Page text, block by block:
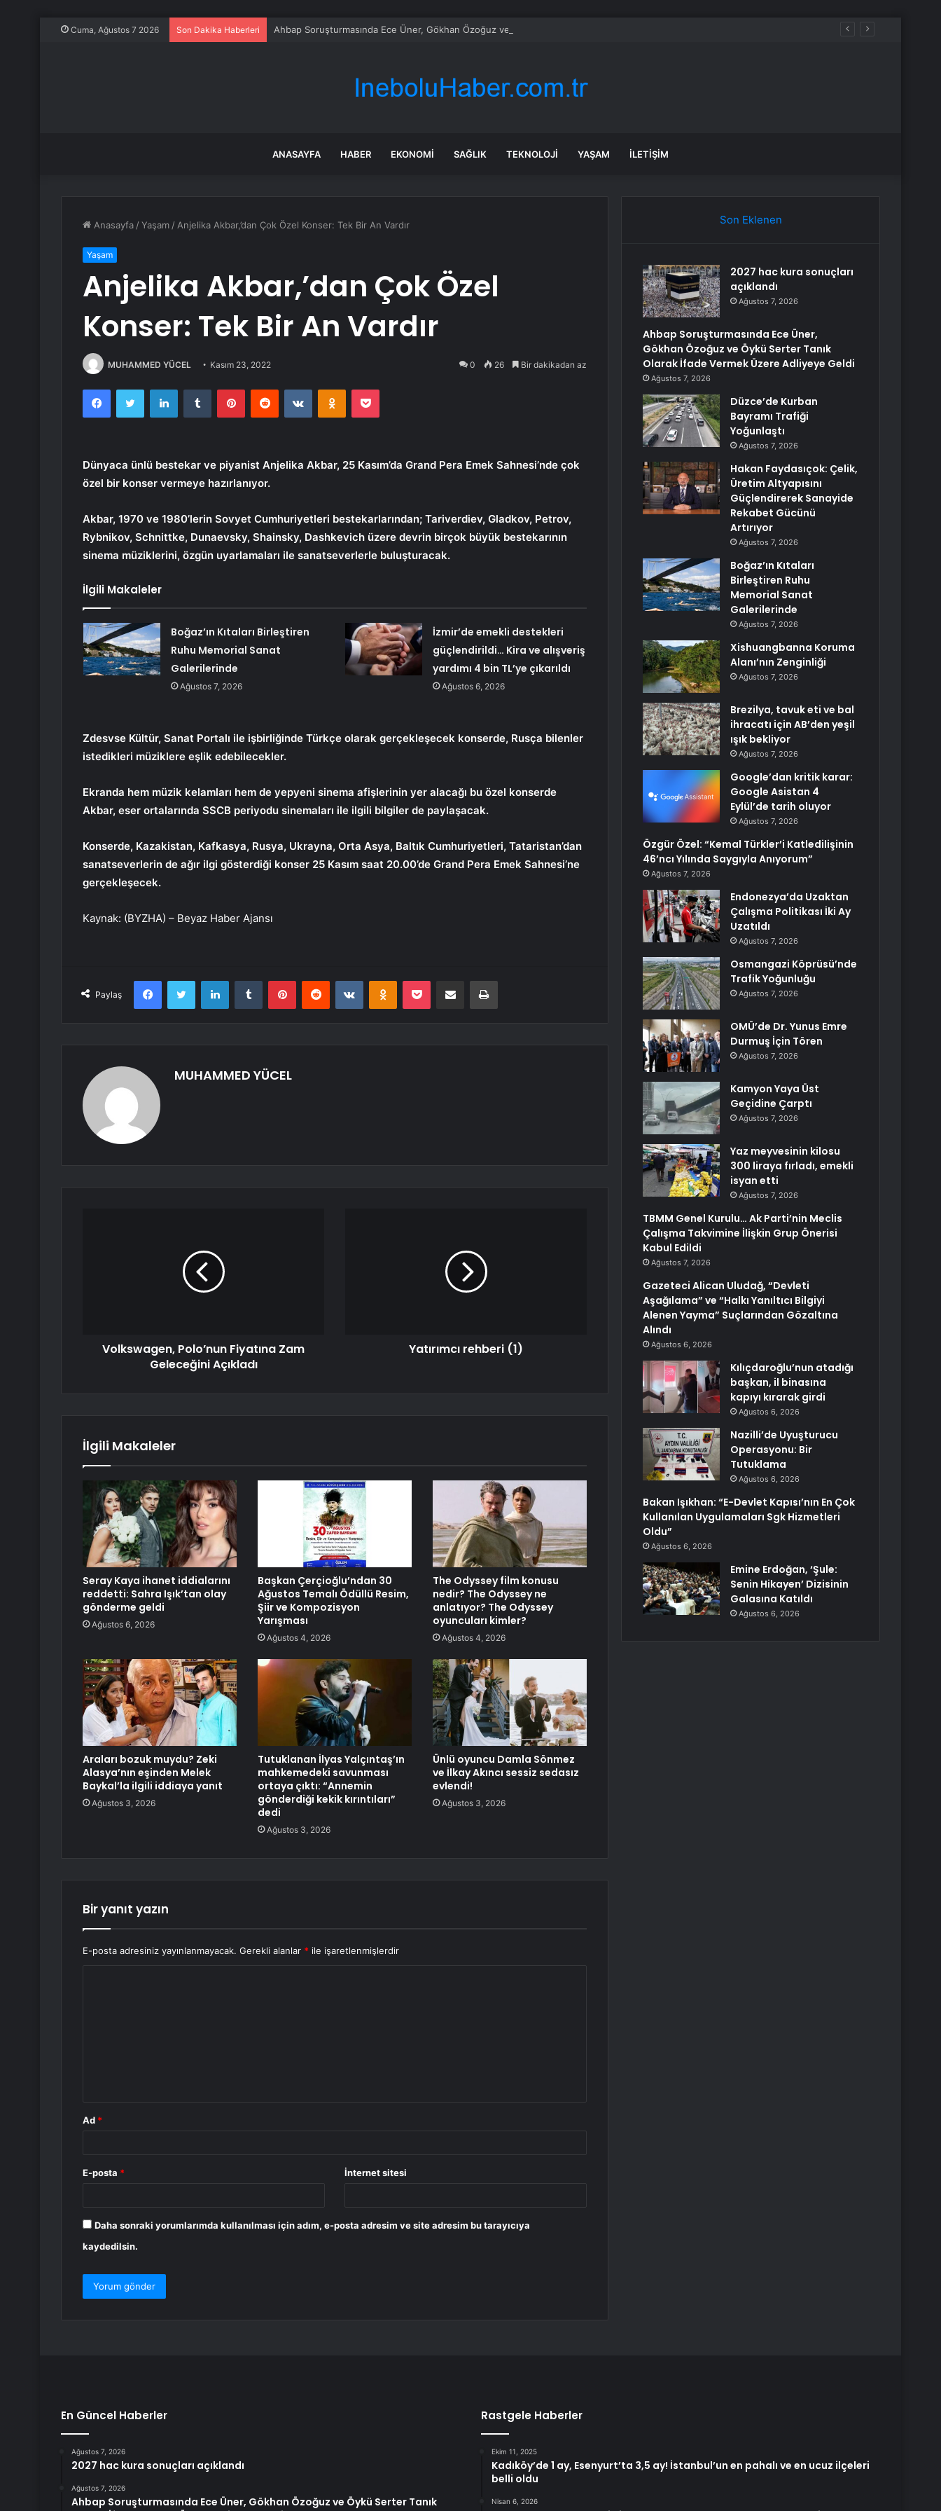
Cuma, Ağustos 7 2026 Son Dakika Haberleri Ahbap Soruşturmasında Ece Üner, Gökhan Özoğuz ve Öykü Serter Tanık Olarak İfade Vermek Üzere Adliyeye Geldi
ANASAYFA HABER EKONOMI SAĞLIK TEKNOLOJI YAŞAM İLETIŞIM
Anasayfa /Yaşam / Anjelika Akbar,’dan Çok Özel Konser: Tek Bir An Vardır
Yaşam
Anjelika Akbar,’dan Çok Özel
Konser: Tek Bir An Vardır
MUHAMMED YÜCEL Kasım 23, 2022 0 26 Bir dakikadan az
FacebookTwitter LinkedInTumblr PinterestReddit VKontakteOdnoklassniki
Pocket
Dünyaca ünlü bestekar ve piyanist Anjelika Akbar, 25 Kasım’da Grand Pera Emek Sahnesi’nde çok
özel bir konser vermeye hazırlanıyor.
Akbar, 1970 ve 1980’lerin Sovyet Cumhuriyetleri bestekarlarından; Tariverdiev, Gladkov, Petrov,
Rybnikov, Schnittke, Dunaevsky, Shainsky, Dashkevich üzere devrin birçok büyük bestekarının
sinema müziklerini, özgün uyarlamaları ile sanatseverlerle buluşturacak.
İlgili Makaleler
Boğaz’ın Kıtaları Birleştiren
Ruhu Memorial Sanat
Galerilerinde
Ağustos 7, 2026
İzmir’de emekli destekleri
güçlendirildi… Kira ve alışveriş
yardımı 4 bin TL’ye çıkarıldı
Ağustos 6, 2026
Zdesvse Kültür, Sanat Portalı ile işbirliğinde Türkçe olarak gerçekleşecek konserde, Rusça bilenler
istedikleri müziklere eşlik edebilecekler.
Ekranda hem müzik kelamları hem de yepyeni sinema afişlerinin yer alacağı bu özel konserde
Akbar, eser ortalarında SSCB periyodu sinemaları ile ilgili bilgiler de paylaşacak.
Konserde, Kazakistan, Kafkasya, Rusya, Ukrayna, Orta Asya, Baltık Cumhuriyetleri, Tataristan’dan
sanatseverlerin de ağır ilgi gösterdiği konser 25 Kasım saat 20.00’de Grand Pera Emek Sahnesi’ne
gerçekleşecek.
Kaynak: (BYZHA) – Beyaz Haber Ajansı
Paylaş
FacebookTwitter LinkedInTumblr PinterestReddit VKontakteOdnoklassniki
Pocket E-Posta ile paylaş Yazdır
MUHAMMED YÜCEL
Volkswagen, Polo’nun Fiyatına Zam
Geleceğini Açıkladı
Yatırımcı rehberi (1)
İlgili Makaleler
Seray Kaya ihanet iddialarını
reddetti: Sahra Işık’tan olay
gönderme geldi
Ağustos 6, 2026
Başkan Çerçioğlu’ndan 30
Ağustos Temalı Ödüllü Resim,
Şiir ve Kompozisyon
Yarışması
Ağustos 4, 2026
The Odyssey film konusu
nedir? The Odyssey ne
anlatıyor? The Odyssey
oyuncuları kimler?
Ağustos 4, 2026
Araları bozuk muydu? Zeki
Alasya’nın eşinden Melek
Baykal’la ilgili iddiaya yanıt
Ağustos 3, 2026
Tutuklanan İlyas Yalçıntaş’ın
mahkemedeki savunması
ortaya çıktı: “Annemin
gönderdiği kekik kırıntıları”
dedi
Ağustos 3, 2026
Ünlü oyuncu Damla Sönmez
ve İlkay Akıncı sessiz sedasız
evlendi!
Ağustos 3, 2026
Bir yanıt yazın
E-posta adresiniz yayınlanmayacak. Gerekli alanlar * ile işaretlenmişlerdir
Ad *
E-posta * İnternet sitesi
Daha sonraki yorumlarımda kullanılması için adım, e-posta adresim ve site adresim bu tarayıcıya
kaydedilsin.
Son Eklenen
2027 hac kura sonuçları
açıklandı
Ağustos 7, 2026
Ahbap Soruşturmasında Ece Üner,
Gökhan Özoğuz ve Öykü Serter Tanık
Olarak İfade Vermek Üzere Adliyeye Geldi
Ağustos 7, 2026
Düzce’de Kurban
Bayramı Trafiği
Yoğunlaştı
Ağustos 7, 2026
Hakan Faydasıçok: Çelik,
Üretim Altyapısını
Güçlendirerek Sanayide
Rekabet Gücünü
Artırıyor
Ağustos 7, 2026
Boğaz’ın Kıtaları
Birleştiren Ruhu
Memorial Sanat
Galerilerinde
Ağustos 7, 2026
Xishuangbanna Koruma
Alanı’nın Zenginliği
Ağustos 7, 2026
Brezilya, tavuk eti ve bal
ihracatı için AB’den yeşil
ışık bekliyor
Ağustos 7, 2026
Google’dan kritik karar:
Google Asistan 4
Eylül’de tarih oluyor
Ağustos 7, 2026
Özgür Özel: “Kemal Türkler’i Katledilişinin
46’ncı Yılında Saygıyla Anıyorum”
Ağustos 7, 2026
Endonezya’da Uzaktan
Çalışma Politikası İki Ay
Uzatıldı
Ağustos 7, 2026
Osmangazi Köprüsü’nde
Trafik Yoğunluğu
Ağustos 7, 2026
OMÜ’de Dr. Yunus Emre
Durmuş İçin Tören
Ağustos 7, 2026
Kamyon Yaya Üst
Geçidine Çarptı
Ağustos 7, 2026
Yaz meyvesinin kilosu
300 liraya fırladı, emekli
isyan etti
Ağustos 7, 2026
TBMM Genel Kurulu… Ak Parti’nin Meclis
Çalışma Takvimine İlişkin Grup Önerisi
Kabul Edildi
Ağustos 7, 2026
Gazeteci Alican Uludağ, “Devleti
Aşağılama” ve “Halkı Yanıltıcı Bilgiyi
Alenen Yayma” Suçlarından Gözaltına
Alındı
Ağustos 6, 2026
Kılıçdaroğlu’nun atadığı
başkan, il binasına
kapıyı kırarak girdi
Ağustos 6, 2026
Nazilli’de Uyuşturucu
Operasyonu: Bir
Tutuklama
Ağustos 6, 2026
Bakan Işıkhan: “E-Devlet Kapısı’nın En Çok
Kullanılan Uygulamaları Sgk Hizmetleri
Oldu”
Ağustos 6, 2026
Emine Erdoğan, ‘Şule:
Senin Hikayen’ Dizisinin
Galasına Katıldı
Ağustos 6, 2026
En Güncel Haberler
Ağustos 7, 2026
2027 hac kura sonuçları açıklandı
Ağustos 7, 2026
Ahbap Soruşturmasında Ece Üner, Gökhan Özoğuz ve Öykü Serter Tanık
Rastgele Haberler
Ekim 11, 2025
Kadıköy’de 1 ay, Esenyurt’ta 3,5 ay! İstanbul’un en pahalı ve en ucuz ilçeleri
belli oldu
Nisan 6, 2026